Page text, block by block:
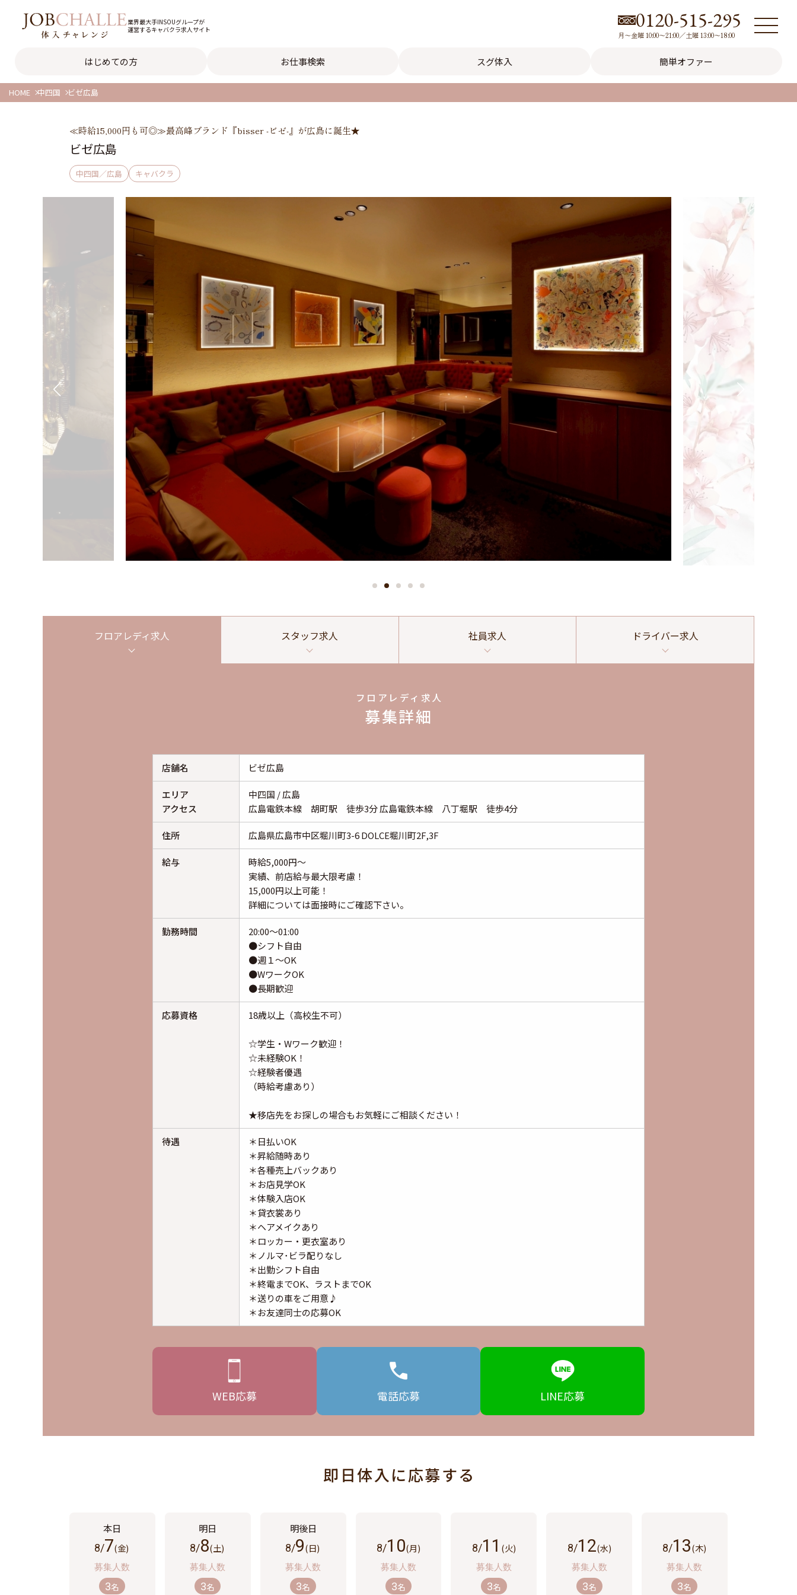
業界最大手INSOUグループが
運営するキャバクラ求人サイト
0120-515-295
月～金曜 10:00～21:00／土曜 13:00～18:00
はじめての方 お仕事検索 スグ体入 簡単オファー
HOME 中四国 ビゼ広島
≪時給15,000円も可◎≫最高峰ブランド『bisser -ビゼ-』が広島に誕生★
ビゼ広島
中四国／広島 キャバクラ
フロアレディ求人 スタッフ求人 社員求人 ドライバー求人
フロアレディ求人
募集詳細
店舗名 ビゼ広島
エリア
アクセス
中四国 / 広島
広島電鉄本線 胡町駅 徒歩3分 広島電鉄本線 八丁堀駅 徒歩4分
住所 広島県広島市中区堀川町3-6 DOLCE堀川町2F,3F
給与
時給5,000円〜
実績、前店給与最大限考慮！
15,000円以上可能！
詳細については面接時にご確認下さい。
勤務時間
20:00～01:00
●シフト自由
●週１～OK
●WワークOK
●長期歓迎
応募資格 18歳以上（高校生不可）
☆学生・Wワーク歓迎！
☆未経験OK！
☆経験者優遇
（時給考慮あり）
★移店先をお探しの場合もお気軽にご相談ください！
待遇
＊日払いOK
＊昇給随時あり
＊各種売上バックあり
＊お店見学OK
＊体験入店OK
＊貸衣裳あり
＊ヘアメイクあり
＊ロッカー・更衣室あり
＊ノルマ･ビラ配りなし
＊出勤シフト自由
＊終電までOK、ラストまでOK
＊送りの車をご用意♪
＊お友達同士の応募OK
WEB応募 電話応募 LINE応募
即日体入に応募する
8/7(金)
3名
8/8(土)
3名
8/9(日)
3名
8/10(月)
3名
8/11 (火)
3名
8/12(水)
3名
8/13(木)
3名